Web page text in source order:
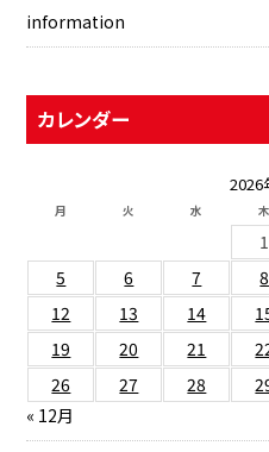
information
カレンダー
2026
月 火 水 木
1
5
6 7 8
12
13 14
19
20 21
26
27 28
« 12月